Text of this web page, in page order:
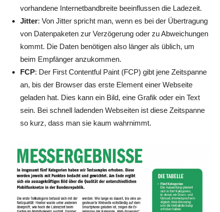
vorhandene Internetbandbreite beeinflussen die Ladezeit.
Jitter: Von Jitter spricht man, wenn es bei der Übertragung
von Datenpaketen zur Verzögerung oder zu Abweichungen
kommt. Die Daten benötigen also länger als üblich, um
beim Empfänger anzukommen.
FCP: Der First Contentful Paint (FCP) gibt jene Zeitspanne
an, bis der Browser das erste Element einer Webseite
geladen hat. Dies kann ein Bild, eine Grafik oder ein Text
sein. Bei schnell ladenden Webseiten ist diese Zeitspanne
so kurz, dass man sie kaum wahrnimmt.